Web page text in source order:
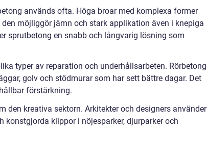
används ofta. Höga broar med komplexa former
möjliggör jämn och stark applikation även i knepiga
sprutbetong en snabb och långvarig lösning som
typer av reparation och underhållsarbeten. Rörbetong
golv och stödmurar som har sett bättre dagar. Det
förstärkning.
den kreativa sektorn. Arkitekter och designers använder
klippor i nöjesparker, djurparker och